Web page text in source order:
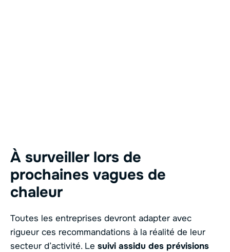
À surveiller lors de
prochaines vagues de
chaleur
Toutes les entreprises devront adapter avec
rigueur ces recommandations à la réalité de leur
secteur d’activité. Le suivi assidu des prévisions